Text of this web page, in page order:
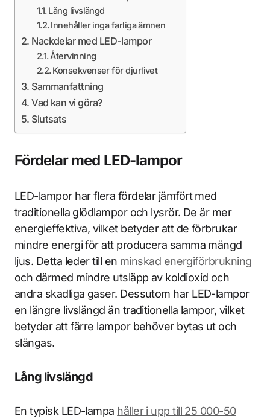
Lång livslängd
Innehåller inga farliga ämnen
Nackdelar med LED-lampor
Återvinning
Konsekvenser för djurlivet
Sammanfattning
Vad kan vi göra?
Slutsats
Fördelar med LED-lampor
LED-lampor har flera fördelar jämfört med
traditionella glödlampor och lysrör. De är mer
energieffektiva, vilket betyder att de förbrukar
mindre energi för att producera samma mängd
ljus. Detta leder till en minskad energiförbrukning
och därmed mindre utsläpp av koldioxid och
andra skadliga gaser. Dessutom har LED-lampor
en längre livslängd än traditionella lampor, vilket
betyder att färre lampor behöver bytas ut och
slängas.
Lång livslängd
En typisk LED-lampa håller i upp till 25 000-50